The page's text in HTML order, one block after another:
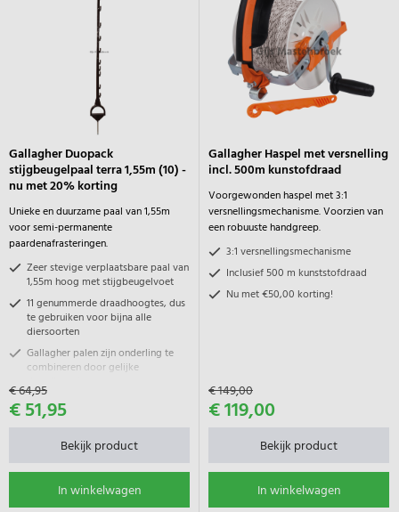
Gallagher Duopack
stijgbeugelpaal terra 1,55m (10) -
nu met 20% korting
Unieke en duurzame paal van 1,55m
voor semi-permanente
paardenafrasteringen.
Zeer stevige verplaatsbare paal van
1,55m hoog met stijgbeugelvoet
11 genummerde draadhoogtes, dus
te gebruiken voor bijna alle
diersoorten
Gallagher palen zijn onderling te
combineren door gelijke
draadhoogtes
€ 64,95
€ 51,95
Bekijk product
In winkelwagen
Gallagher Haspel met versnelling
incl. 500m kunstofdraad
Voorgewonden haspel met 3:1
versnellingsmechanisme. Voorzien van
een robuuste handgreep.
3:1 versnellingsmechanisme
Inclusief 500 m kunststofdraad
Nu met €50,00 korting!
€ 149,00
€ 119,00
Bekijk product
In winkelwagen